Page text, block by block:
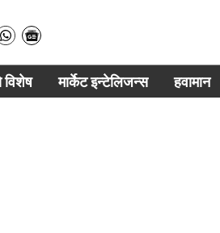
विशेष मार्केट इन्टेलिजन्स हवामान